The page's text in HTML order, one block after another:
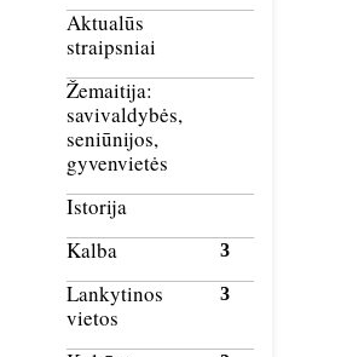
Aktualūs
straipsniai
Žemaitija:
savivaldybės,
seniūnijos,
gyvenvietės
Istorija
Kalba
Lankytinos
vietos